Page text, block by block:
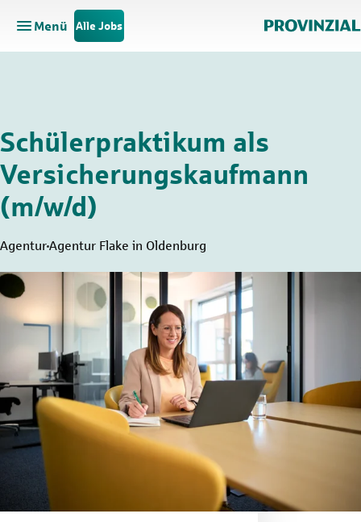
Zum Hauptinhalt springen
Zur Navigation springen
Menü
Hauptnavigation öffnen
Alle Jobs
Schülerpraktikum als
Versicherungskaufmann
(m/w/d)
AgenturAgentur Flake in Oldenburg